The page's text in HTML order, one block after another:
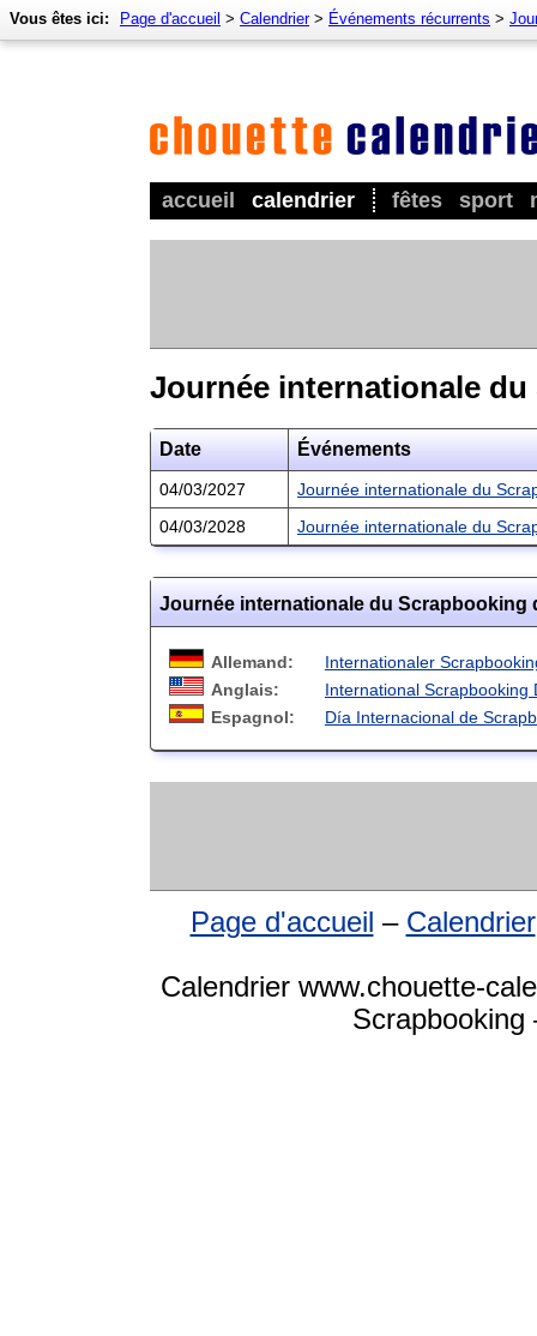
accueil calendrier fêtes sport
Vous êtes ici: Page d'accueil > Calendrier> Événements récurrents >
Journée internationale
Date Événements
04/03/2027
Journée internationale du
04/03/2028
Journée internationale du
Journée internationale du Scrapbooking
Allemand:
Internationaler
Anglais:
International Scrapbooking
Espagnol:
Día Internacional de
Page d'accueil – Calendrier
Calendrier www.chouette-